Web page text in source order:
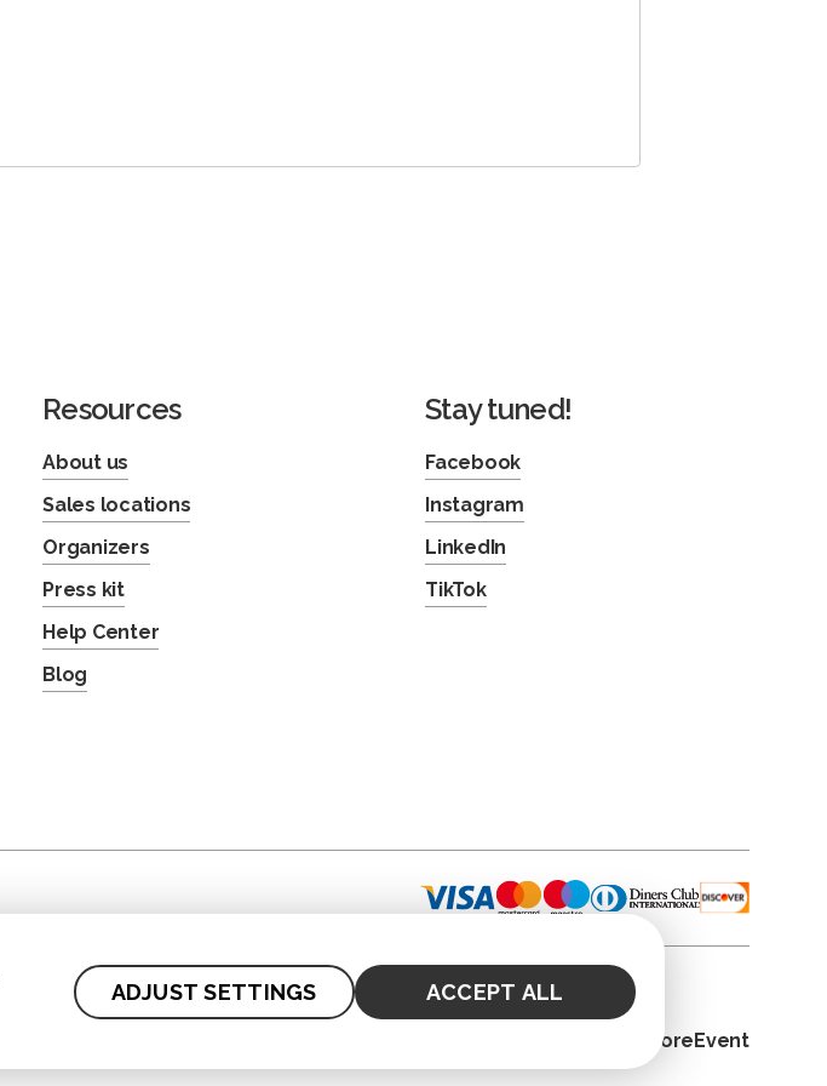
ADJUST SETTINGS ACCEPT ALL
Resources
About us
Sales locations
Organizers
Press kit
Help Center
Blog
Stay tuned!
Facebook
Instagram
LinkedIn
TikTok
© 2026. CoreEvent